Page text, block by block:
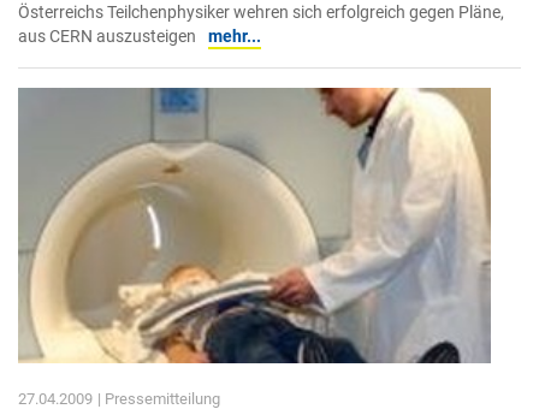
Österreichs Teilchenphysiker wehren sich erfolgreich gegen Pläne,
aus CERN auszusteigen
mehr...
27.04.2009 | Pressemitteilung